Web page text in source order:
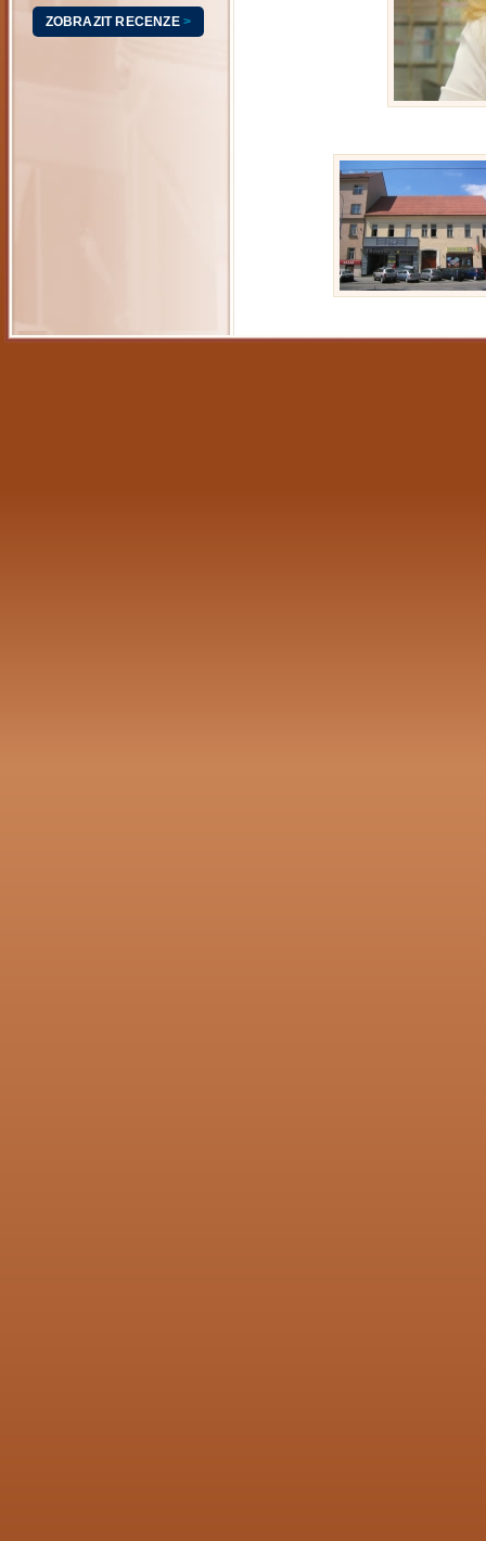
ZOBRAZIT RECENZE>